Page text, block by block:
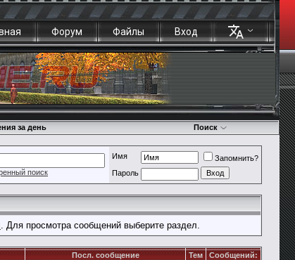
Форум Файлы Вход
за день Поиск
поиск
Имя
Запомнить?
Пароль
. Для просмотра сообщений выберите раздел.
Посл. сообщение Тем Сообщений: